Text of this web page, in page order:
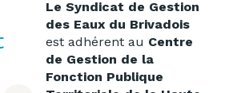
Le Syndicat de Gestion
des Eaux du Brivadois
est adhérent au Centre
de Gestion de la
Fonction Publique